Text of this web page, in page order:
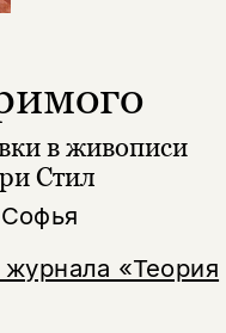
«Теория
в живописи
Стил